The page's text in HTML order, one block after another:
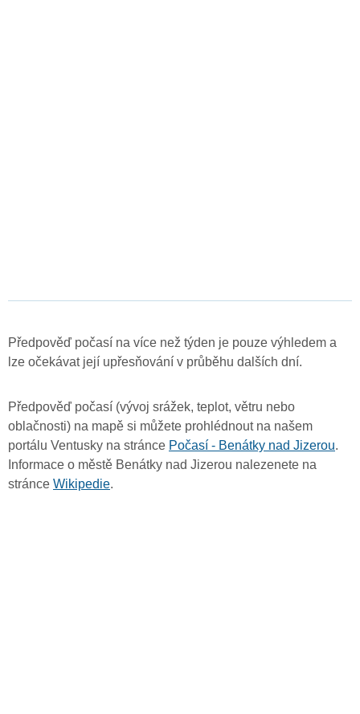
Předpověď počasí na více než týden je pouze výhledem a
lze očekávat její upřesňování v průběhu dalších dní.
Předpověď počasí (vývoj srážek, teplot, větru nebo
oblačnosti) na mapě si můžete prohlédnout na našem
portálu Ventusky na stránce Počasí - Benátky nad Jizerou.
Informace o městě Benátky nad Jizerou nalezenete na
stránce Wikipedie.